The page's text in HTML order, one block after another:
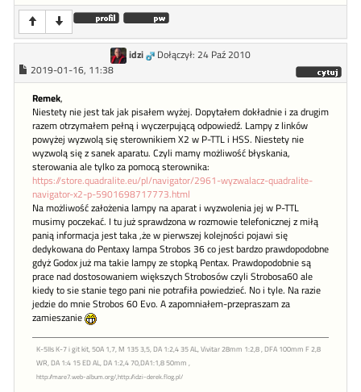
idzi
Dołączył: 24 Paź 2010
2019-01-16, 11:38
Remek,
Niestety nie jest tak jak pisałem wyżej. Dopytałem dokładnie i za drugim
razem otrzymałem pełną i wyczerpującą odpowiedź. Lampy z linków
powyżej wyzwolą się sterownikiem X2 w P-TTL i HSS. Niestety nie
wyzwolą się z sanek aparatu. Czyli mamy możliwość błyskania,
sterowania ale tylko za pomocą sterownika:
https://store.quadralite.eu/pl/navigator/2961-wyzwalacz-quadralite-
navigator-x2-p-5901698717773.html
Na możliwość założenia lampy na aparat i wyzwolenia jej w P-TTL
musimy poczekać. I tu już sprawdzona w rozmowie telefonicznej z miłą
panią informacja jest taka ,że w pierwszej kolejności pojawi się
dedykowana do Pentaxy lampa Strobos 36 co jest bardzo prawdopodobne
gdyż Godox już ma takie lampy ze stopką Pentax. Prawdopodobnie są
prace nad dostosowaniem większych Strobosów czyli Strobosa60 ale
kiedy to sie stanie tego pani nie potrafiła powiedzieć. No i tyle. Na razie
jedzie do mnie Strobos 60 Evo. A zapomniałem-przepraszam za
zamieszanie
K-5IIs K-7 i git kit, 50A 1,7, M 135 3,5, DA 1:2,4 35 AL, Vivitar 28mm 1:2,8 , DFA 100mm F 2,8
WR, DA 1:4 15 ED AL, DA 1:2,4 70,DA1:1,8 50mm ,
http://mare7.web-album.org/,http://idzi-derek.flog.pl/